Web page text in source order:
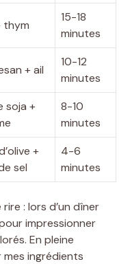
thym
15-18
minutes
+ ail
10-12
minutes
soja +
8-10
minutes
+
sel
4-6
minutes
: lors d’un dîner
impressionner
En pleine
mes ingrédients